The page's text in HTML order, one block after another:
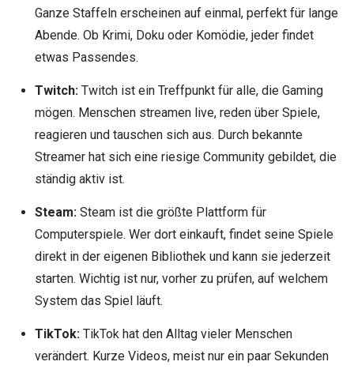
Ganze Staffeln erscheinen auf einmal, perfekt für lange
Abende. Ob Krimi, Doku oder Komödie, jeder findet
etwas Passendes.
Twitch:Twitch ist ein Treffpunkt für alle, die Gaming
mögen. Menschen streamen live, reden über Spiele,
reagieren und tauschen sich aus. Durch bekannte
Streamer hat sich eine riesige Community gebildet, die
ständig aktiv ist.
Steam:Steam ist die größte Plattform für
Computerspiele. Wer dort einkauft, findet seine Spiele
direkt in der eigenen Bibliothek und kann sie jederzeit
starten. Wichtig ist nur, vorher zu prüfen, auf welchem
System das Spiel läuft.
TikTok:TikTok hat den Alltag vieler Menschen
verändert. Kurze Videos, meist nur ein paar Sekunden